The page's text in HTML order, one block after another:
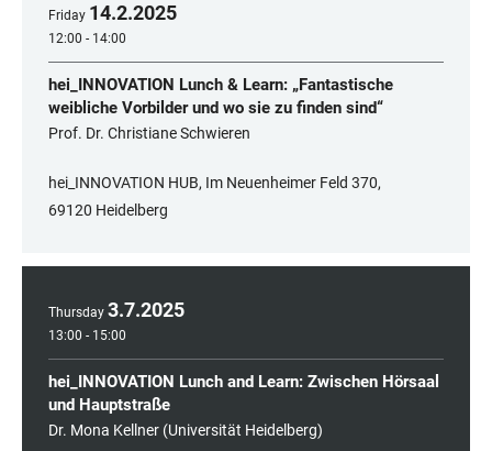
Friday 14.2.2025
12:00 - 14:00
hei_INNOVATION Lunch & Learn: „Fantastische
weibliche Vorbilder und wo sie zu finden sind“
Prof. Dr. Christiane Schwieren
hei_INNOVATION HUB, Im Neuenheimer Feld 370,
69120 Heidelberg
Thursday 3.7.2025
13:00 - 15:00
hei_INNOVATION Lunch and Learn: Zwischen Hörsaal
und Hauptstraße
Dr. Mona Kellner (Universität Heidelberg)